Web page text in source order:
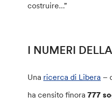
costruire…”
I NUMERI
Una ricerca di Libera –
ha censito finora777